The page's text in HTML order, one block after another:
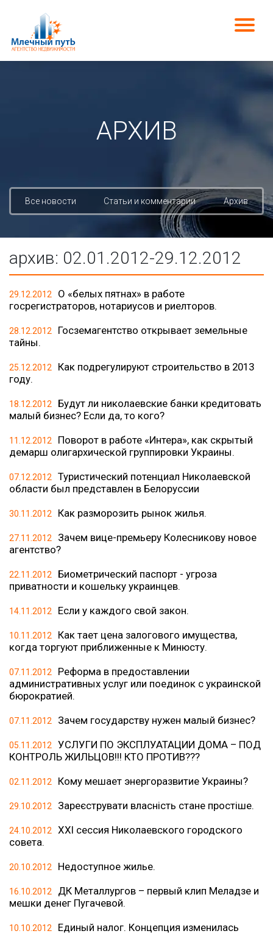
АРХИВ
Все новости Статьи и комментарии Архив
архив: 02.01.2012-29.12.2012
29.12.2012
О «белых пятнах» в работе
госрегистраторов, нотариусов и риелторов.
28.12.2012
Госземагентство открывает земельные
тайны.
25.12.2012
Как подрегулируют строительство в 2013
году.
18.12.2012
Будут ли николаевские банки кредитовать
малый бизнес? Если да, то кого?
11.12.2012
Поворот в работе «Интера», как скрытый
демарш олигархической группировки Украины.
07.12.2012
Туристический потенциал Николаевской
области был представлен в Белоруссии
30.11.2012 Как разморозить рынок жилья.
27.11.2012
Зачем вице-премьеру Колесникову новое
агентство?
22.11.2012
Биометрический паспорт - угроза
приватности и кошельку украинцев.
14.11.2012 Если у каждого свой закон.
10.11.2012
Как тает цена залогового имущества,
когда торгуют приближенные к Минюсту.
07.11.2012
Реформа в предоставлении
административных услуг или поединок с украинской
бюрократией.
07.11.2012 Зачем государству нужен малый бизнес?
05.11.2012
УСЛУГИ ПО ЭКСПЛУАТАЦИИ ДОМА – ПОД
КОНТРОЛЬ ЖИЛЬЦОВ!!! КТО ПРОТИВ???
02.11.2012 Кому мешает энергоразвитие Украины?
29.10.2012 Зареєструвати власність стане простіше.
24.10.2012
XXI сессия Николаевского городского
совета.
20.10.2012 Недоступное жилье.
16.10.2012
ДК Металлургов – первый клип Меладзе и
мешки денег Пугачевой.
10.10.2012 Единый налог. Концепция изменилась